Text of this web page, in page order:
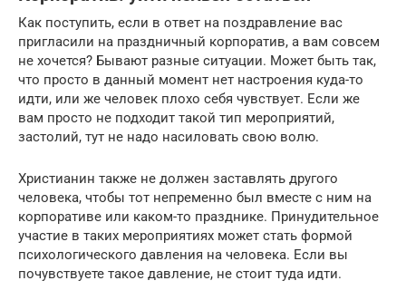
Как поступить, если в ответ на поздравление вас
пригласили на праздничный корпоратив, а вам совсем
не хочется? Бывают разные ситуации. Может быть так,
что просто в данный момент нет настроения куда-то
идти, или же человек плохо себя чувствует. Если же
вам просто не подходит такой тип мероприятий,
застолий, тут не надо насиловать свою волю.
Христианин также не должен заставлять другого
человека, чтобы тот непременно был вместе с ним на
корпоративе или каком-то празднике. Принудительное
участие в таких мероприятиях может стать формой
психологического давления на человека. Если вы
почувствуете такое давление, не стоит туда идти.